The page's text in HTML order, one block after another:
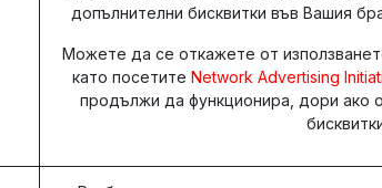
допълнителни бисквитки във Вашия
Можете да се откажете от
като посетите Network Advertising
продължи да функционира, дори ако